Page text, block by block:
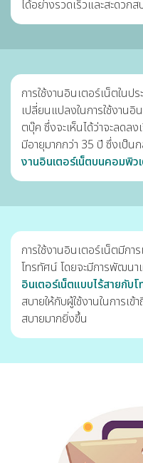
ได้อย่างรวดเร็วและสะดวก
การใช้งานอินเตอร์เน็ตในป
เปลี่ยนแปลงในการใช้งาน
ตบุ๊ค ซึ่งจะเห็นได้ว่าจะลดลง
มีอายุมากกว่า 35 ปี ซึ่งเป็น
งานอินเตอร์เน็ตบนคอมพิ
การใช้งานอินเตอร์เน็ตมีกา
โทรทัศน์ โดยจะมีการพัฒนา
อินเตอร์เน็ตแบบไร้สายกับ
สบายให้กับผู้ใช้งานในการเ
สบายมากยิ่งขึ้น